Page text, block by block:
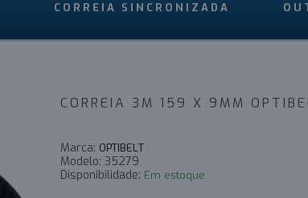
CORREIA SINCRONIZADA
CORREIA 3M 159 X 9MM
Marca: OPTIBELT
Modelo: 35279
Disponibilidade: Em estoque